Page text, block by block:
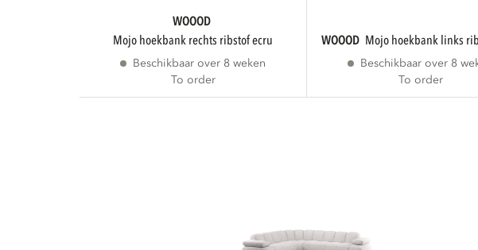
WOOOD
mojo hoekbank rechts ribstof ecru
Beschikbaar over 8 weken
To order
WOOOD mojo hoekbank links
Beschikbaar over 8
To order